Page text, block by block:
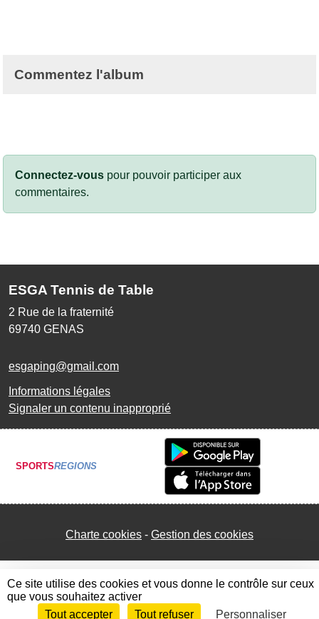
Commentez l'album
Connectez-vous pour pouvoir participer aux
commentaires.
ESGA Tennis de Table
2 Rue de la fraternité
69740 GENAS
esgaping@gmail.com
Informations légales
Signaler un contenu inapproprié
SPORTSREGIONS
Charte cookies Gestion des cookies
Envie de participer ? Connexion
Ce site utilise des cookies et vous donne le contrôle sur ceux
que vous souhaitez activer
Tout accepter
Tout refuser Personnaliser